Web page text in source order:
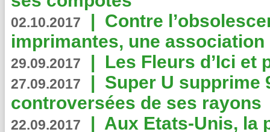
02.10.2017 | Contre
imprimantes, une
29.09.2017 | Les Fleurs d’Ici et
27.09.2017 | Super U supprime
controversées de ses rayons
22.09.2017 | Aux Etats-Unis, la